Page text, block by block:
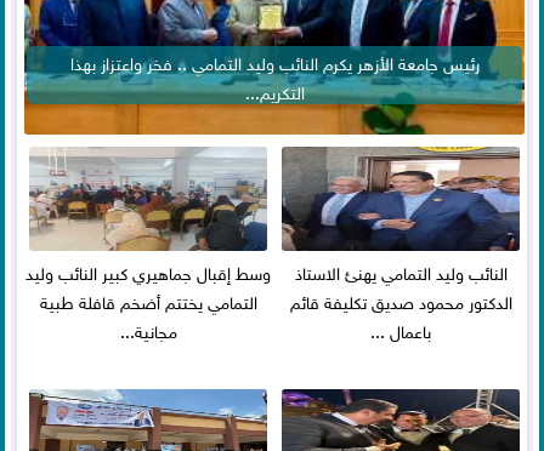
رئيس جامعة الأزهر يكرم النائب وليد التمامي .. فخر واعتزاز بهذا
التكريم...
النائب وليد التمامي يهنئ الاستاذ
الدكتور محمود صديق تكليفة قائم
باعمال ...
وسط إقبال جماهيري كبير النائب وليد
التمامي يختتم أضخم قافلة طبية
مجانية...